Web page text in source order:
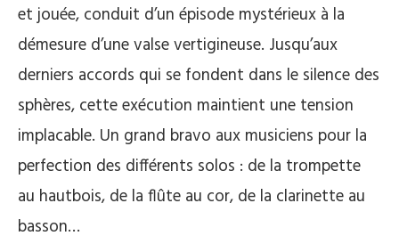
et jouée, conduit d’un épisode mystérieux à la
démesure d’une valse vertigineuse. Jusqu’aux
derniers accords qui se fondent dans le silence des
sphères, cette exécution maintient une tension
implacable. Un grand bravo aux musiciens pour la
perfection des différents solos : de la trompette
au hautbois, de la flûte au cor, de la clarinette au
basson…